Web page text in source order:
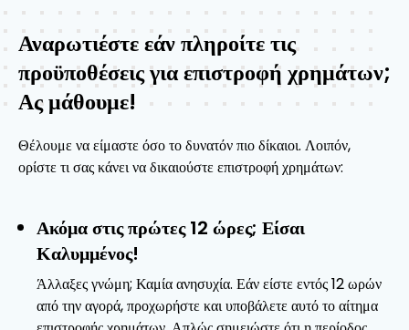
Αναρωτιέστε εάν πληροίτε τις
προϋποθέσεις για επιστροφή χρημάτων;
Ας μάθουμε!
Θέλουμε να είμαστε όσο το δυνατόν πιο δίκαιοι. Λοιπόν,
ορίστε τι σας κάνει να δικαιούστε επιστροφή χρημάτων:
Ακόμα στις πρώτες 12 ώρες; Είσαι
Καλυμμένος!
Άλλαξες γνώμη; Καμία ανησυχία. Εάν είστε εντός 12 ωρών
από την αγορά, προχωρήστε και υποβάλετε αυτό το αίτημα